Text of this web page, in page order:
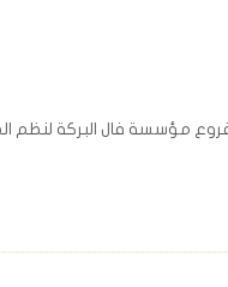
مؤسسة فال البركة لنظم